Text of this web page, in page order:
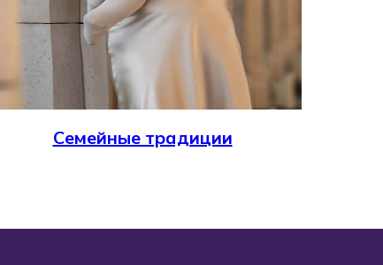
Семейные традиции